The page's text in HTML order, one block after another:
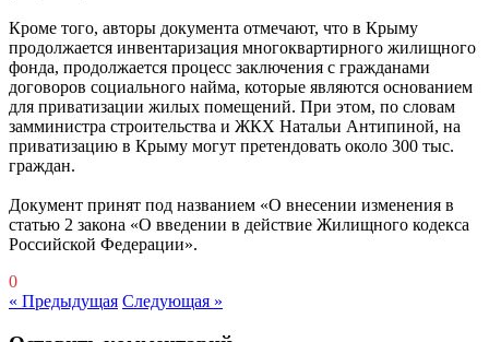
Кроме того, авторы документа отмечают, что в Крыму
продолжается инвентаризация многоквартирного жилищного
фонда, продолжается процесс заключения с гражданами
договоров социального найма, которые являются основанием
для приватизации жилых помещений. При этом, по словам
замминистра строительства и ЖКХ Натальи Антипиной, на
приватизацию в Крыму могут претендовать около 300 тыс.
граждан.
Документ принят под названием «О внесении изменения в
статью 2 закона «О введении в действие Жилищного кодекса
Российской Федерации».
0
« Предыдущая Следующая »